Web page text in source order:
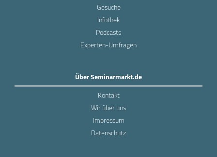
Gesuche
Infothek
Podcasts
Experten-Umfragen
Über Seminarmarkt.de
Kontakt
Wir über uns
Impressum
Datenschutz